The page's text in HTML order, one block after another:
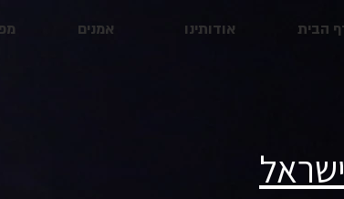
אמנים אודותינו הבית